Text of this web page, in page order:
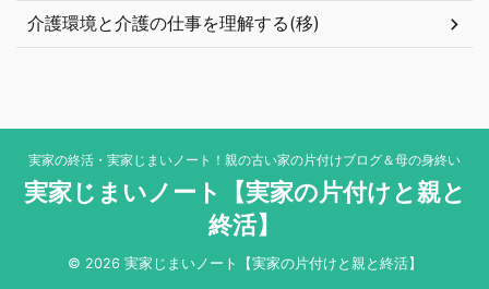
介護環境と介護の仕事を理解する(移)
実家の終活・実家じまいノート！親の古い家の片付けブログ＆母の身終い
実家じまいノート【実家の片付けと親と
終活】
© 2026 実家じまいノート【実家の片付けと親と終活】